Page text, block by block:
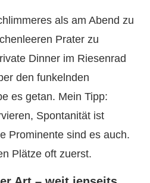
als am Abend zu
Prater zu
Dinner im Riesenrad
den funkelnden
es getan. Mein Tipp:
Spontanität ist
Prominente sind es auch.
Plätze oft zuerst.